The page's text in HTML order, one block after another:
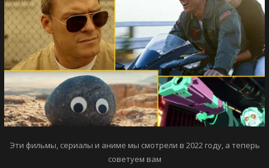
Эти фильмы, сериалы и аниме мы смотрели в 2022 году, а теперь
советуем вам